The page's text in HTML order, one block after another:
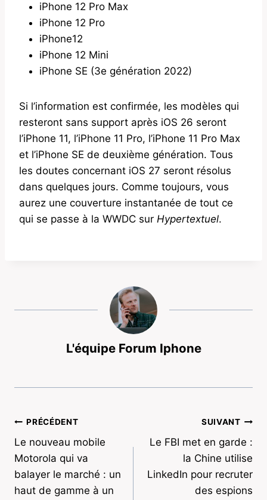
iPhone 12 Pro Max
iPhone 12 Pro
iPhone12
iPhone 12 Mini
iPhone SE (3e génération 2022)
Si l’information est confirmée, les modèles qui
resteront sans support après iOS 26 seront
l’iPhone 11, l’iPhone 11 Pro, l’iPhone 11 Pro Max
et l’iPhone SE de deuxième génération. Tous
les doutes concernant iOS 27 seront résolus
dans quelques jours. Comme toujours, vous
aurez une couverture instantanée de tout ce
qui se passe à la WWDC sur Hypertextuel.
L'équipe Forum Iphone
Navigation
de
l’article
PRÉCÉDENT
Le nouveau mobile
Motorola qui va
balayer le marché : un
haut de gamme à un
SUIVANT
Le FBI met en garde :
la Chine utilise
LinkedIn pour recruter
des espions